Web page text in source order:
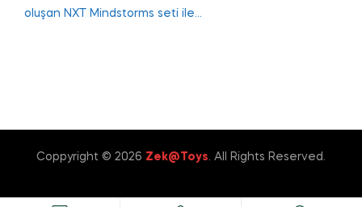
oluşan NXT Mindstorms seti ile…
Coppyright © 2026 Zek@Toys. All Rights Reserved.